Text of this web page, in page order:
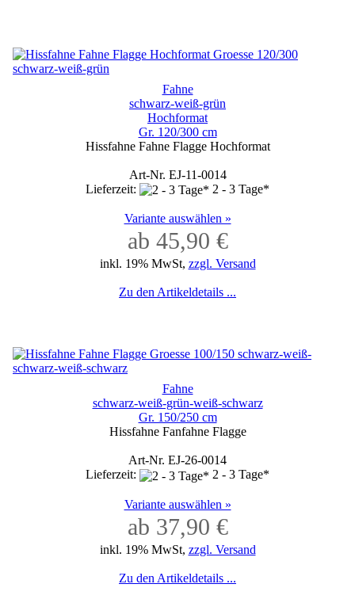
Fahne
schwarz-weiß-grün
Hochformat
Gr. 120/300 cm
Hissfahne Fahne Flagge Hochformat
Art-Nr. EJ-11-0014
Lieferzeit:
2 - 3 Tage*
Variante auswählen »
ab 45,90 €
inkl. 19% MwSt, zzgl. Versand
Zu den Artikeldetails ...
Fahne
schwarz-weiß-grün-weiß-schwarz
Gr. 150/250 cm
Hissfahne Fanfahne Flagge
Art-Nr. EJ-26-0014
Lieferzeit:
2 - 3 Tage*
Variante auswählen »
ab 37,90 €
inkl. 19% MwSt, zzgl. Versand
Zu den Artikeldetails ...